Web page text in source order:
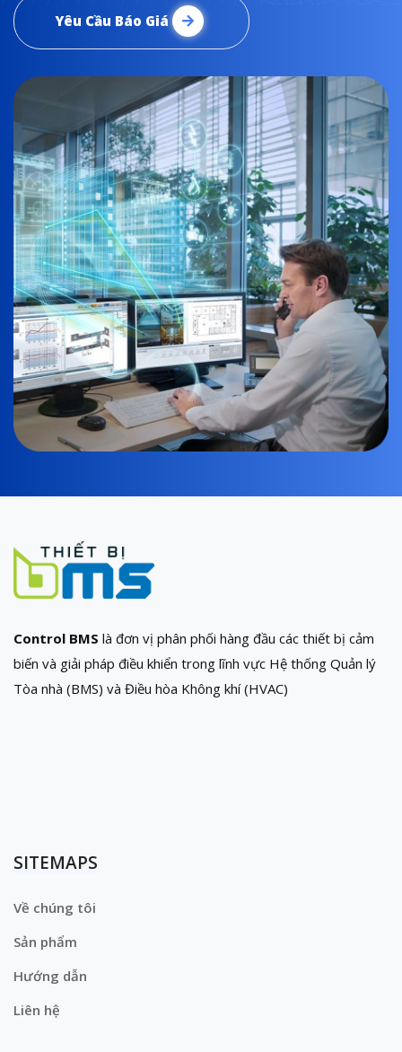
Yêu Cầu Báo Giá
Control BMS là đơn vị phân phối hàng đầu các thiết bị cảm
biến và giải pháp điều khiển trong lĩnh vực Hệ thống Quản lý
Tòa nhà (BMS) và Điều hòa Không khí (HVAC)
SITEMAPS
Về chúng tôi
Sản phẩm
Hướng dẫn
Liên hệ